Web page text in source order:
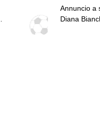
pressing su
insiste per
Annuncio a
Diana